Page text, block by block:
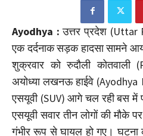
Ayodhya : उत्तर प्रदेश (Uttar
एक दर्दनाक सड़क हादसा सामने
शुक्रवार को रुदौली कोतवाली
अयोध्या लखनऊ हाईवे
एसयूवी (SUV) आगे चल रही बस में
एसयूवी सवार तीन लोगों की मौके
गंभीर रूप से घायल हो गए। घटना